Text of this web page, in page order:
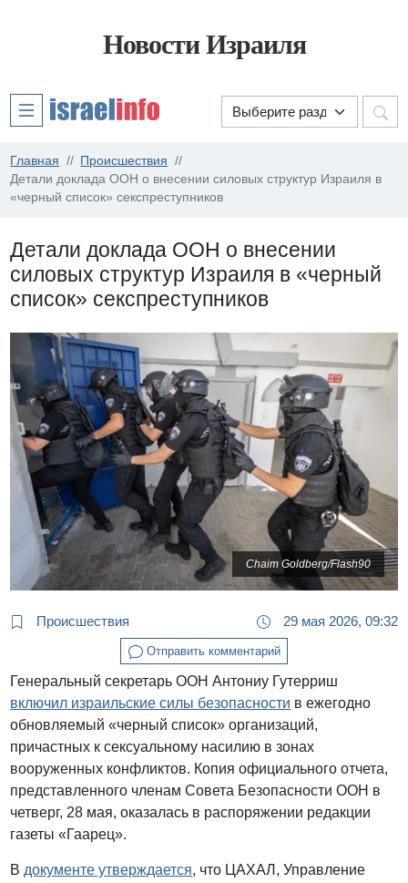
Новости Израиля
Главная
Происшествия
Детали доклада ООН о внесении силовых структур Израиля в
«черный список» секспреступников
Детали доклада ООН о внесении
силовых структур Израиля в «черный
список» секспреступников
Chaim Goldberg/Flash90
Происшествия 29 мая 2026, 09:32
Отправить комментарий
Генеральный секретарь ООН Антониу Гутерриш
включил израильские силы безопасности в ежегодно
обновляемый «черный список» организаций,
причастных к сексуальному насилию в зонах
вооруженных конфликтов. Копия официального отчета,
представленного членам Совета Безопасности ООН в
четверг, 28 мая, оказалась в распоряжении редакции
газеты «Гаарец».
В документе утверждается, что ЦАХАЛ, Управление